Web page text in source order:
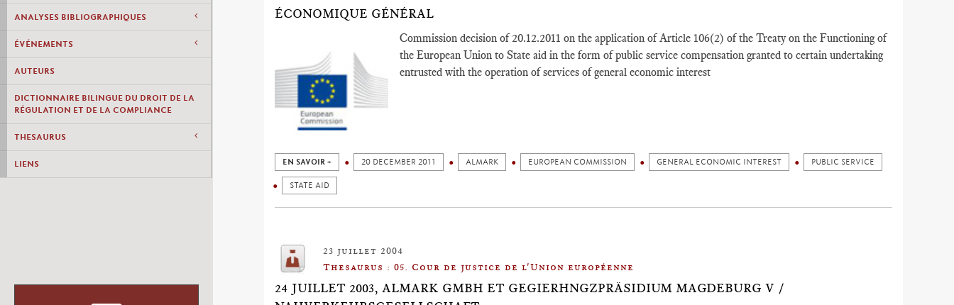
ANALYSES BIBLIOGRAPHIQUES
ÉVÉNEMENTS
AUTEURS
DICTIONNAIRE BILINGUE DU DROIT DE LA
RÉGULATION ET DE LA COMPLIANCE
THESAURUS
LIENS
ÉCONOMIQUE GÉNÉRAL
Commission decision of 20.12.2011 on the application of Article 106(2) of the Treaty on the Functioning of
the European Union to State aid in the form of public service compensation granted to certain undertaking
entrusted with the operation of services of general economic interest
EN SAVOIR + 20 DECEMBER 2011 ALMARK EUROPEAN COMMISSION GENERAL ECONOMIC INTEREST PUBLIC SERVICE
STATE AID
23 juillet 2004
Thesaurus : 05. Cour de justice de l'Union européenne
24 JUILLET 2003, ALMARK GMBH ET GEGIERHNGZPRÄSIDIUM MAGDEBURG V /